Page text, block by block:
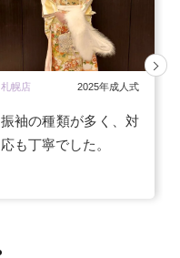
札幌店 2025年成人式
振袖の種類が多く、対
応も丁寧でした。